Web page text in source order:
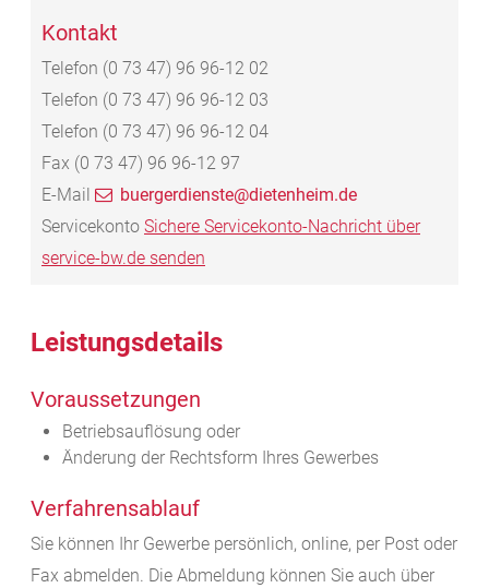
Kontakt
Telefon (0 73 47) 96 96-12 02
Telefon (0 73 47) 96 96-12 03
Telefon (0 73 47) 96 96-12 04
Fax (0 73 47) 96 96-12 97
E-Mail
buergerdienste@dietenheim.de
Servicekonto Sichere Servicekonto-Nachricht über
service-bw.de senden
Leistungsdetails
Voraussetzungen
Betriebsauflösung oder
Änderung der Rechtsform Ihres Gewerbes
Verfahrensablauf
Sie können Ihr Gewerbe persönlich, online, per Post oder
Fax abmelden. Die Abmeldung können Sie auch über